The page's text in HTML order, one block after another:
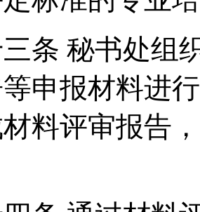
条 秘书处组
申报材料进
料评审报告